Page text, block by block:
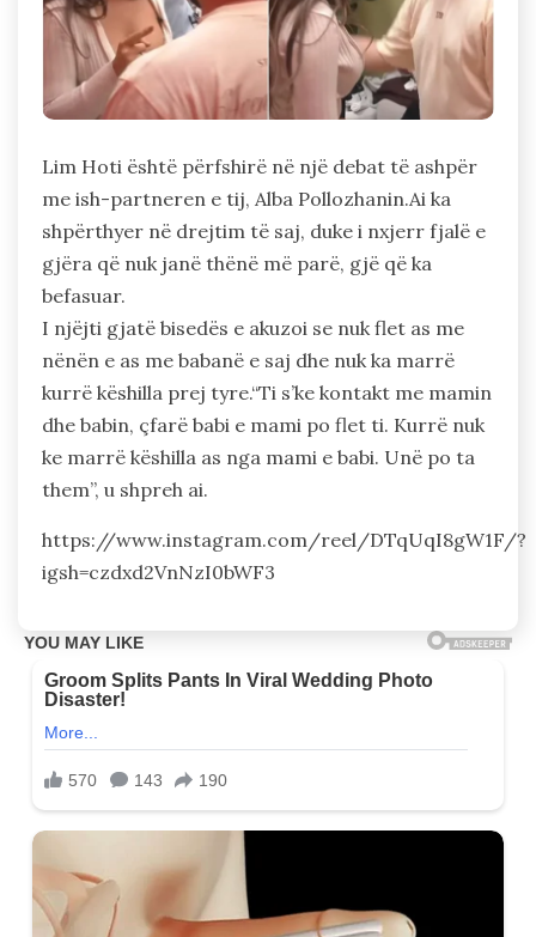
Lim Hoti është përfshirë në një debat të ashpër
me ish-partneren e tij, Alba Pollozhanin.Ai ka
shpërthyer në drejtim të saj, duke i nxjerr fjalë e
gjëra që nuk janë thënë më parë, gjë që ka
befasuar.
I njëjti gjatë bisedës e akuzoi se nuk flet as me
nënën e as me babanë e saj dhe nuk ka marrë
kurrë këshilla prej tyre.“Ti s’ke kontakt me mamin
dhe babin, çfarë babi e mami po flet ti. Kurrë nuk
ke marrë këshilla as nga mami e babi. Unë po ta
them”, u shpreh ai.
https://www.instagram.com/reel/DTqUqI8gW1F/?
igsh=czdxd2VnNzI0bWF3